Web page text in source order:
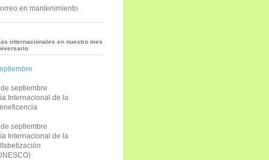
en mantenimiento
internacionales en nuestro mes
septiembre
Internacional de la
septiembre
Internacional de la